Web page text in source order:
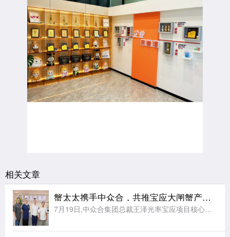
相关文章
蟹太太携手中众合，共推宝应大闸蟹产业升级
7月19日,中众合集团总裁王泽光率宝应项目核心团队,赴蟹太太集团总部考察交流。蟹太太集团董事长姚远、供应链负责人桂玉成接待座谈。双方重点洽谈了品牌入驻、定点采购、供应链共建、品牌授权赋能等合作事宜,最